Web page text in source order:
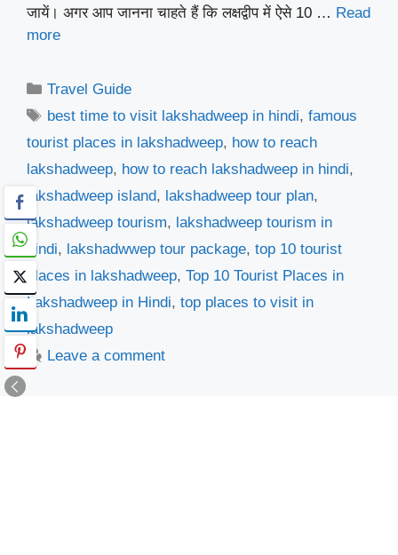
जायें। अगर आप जानना चाहते हैं कि लक्षद्वीप में ऐसे 10 … Read
more
Categories
Travel Guide
Tags
best time to visit lakshadweep in hindi,famous
tourist places in lakshadweep, how to reach
lakshadweep, how to reach lakshadweep in hindi,
lakshadweep island, lakshadweep tour plan,
lakshadweep tourism, lakshadweep tourism in
hindi, lakshadwwep tour package, top 10 tourist
places in lakshadweep, Top 10 Tourist Places in
Lakshadweep in Hindi, top places to visit in
lakshadweep
Leave a comment